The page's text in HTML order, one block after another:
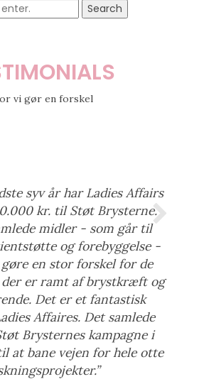
Search
vi gør en forskel
syv år har Ladies Affairs
kr. til Støt Brysterne.
midler - som går til
og forebyggelse -
en stor forskel for de
der er ramt af brystkræft og
Det er et fantastisk
Affaires. Det samlede
Brysternes kampagne i
at bane vejen for hele otte